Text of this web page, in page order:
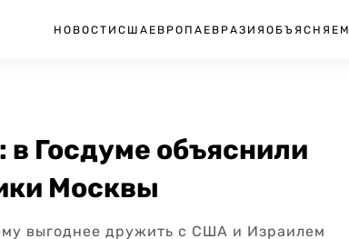
НОВОСТИ США ЕВРОПА ЕВРАЗИЯ ОБЪЯСНЯЕМ
Госдуме объяснили
Москвы
выгоднее дружить с США и Израилем